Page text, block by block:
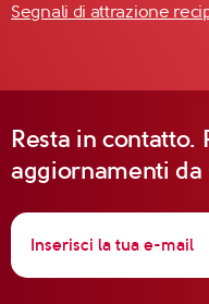
Segnali di attrazione
Resta in contatto.
aggiornamenti da